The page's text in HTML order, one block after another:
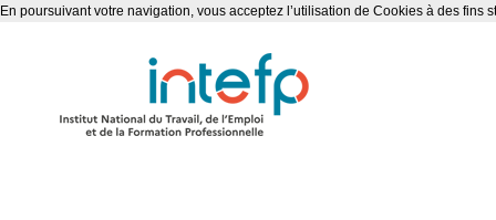
En poursuivant votre navigation, vous acceptez l’utilisation de Cookies à des fins